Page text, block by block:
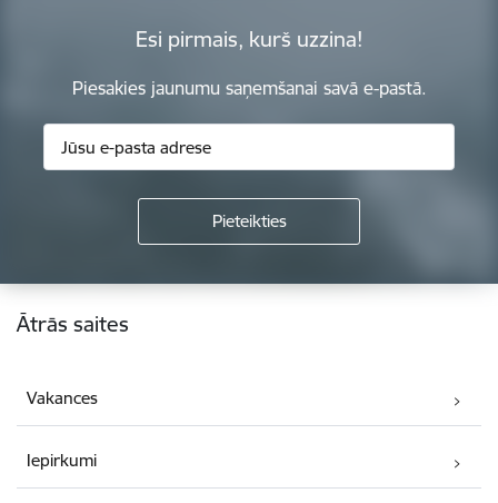
Esi pirmais, kurš uzzina!
Piesakies jaunumu saņemšanai savā e-pastā.
Kājene
Ātrās saites
Vakances
Iepirkumi